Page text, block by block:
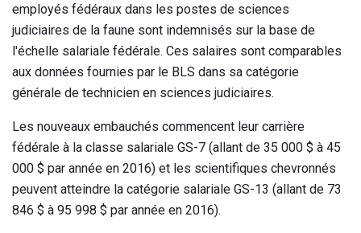
employés fédéraux dans les postes de sciences
judiciaires de la faune sont indemnisés sur la base de
l'échelle salariale fédérale. Ces salaires sont comparables
aux données fournies par le BLS dans sa catégorie
générale de technicien en sciences judiciaires.
Les nouveaux embauchés commencent leur carrière
fédérale à la classe salariale GS-7 (allant de 35 000 $ à 45
000 $ par année en 2016) et les scientifiques chevronnés
peuvent atteindre la catégorie salariale GS-13 (allant de 73
846 $ à 95 998 $ par année en 2016).